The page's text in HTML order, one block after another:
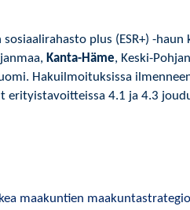
plus (ESR+) -haun
Kanta-Häme, Keski-
Hakuilmoituksissa
erityistavoitteissa 4.1 ja 4.3
maakuntien